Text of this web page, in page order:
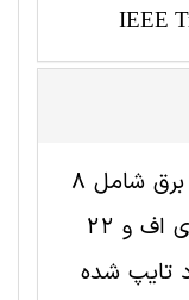
IEEE
این مقاله ترجمه شده مهندسی برق شامل 8
صفحه انگلیسی به صورت پی دی اف و 22
تایپ شده